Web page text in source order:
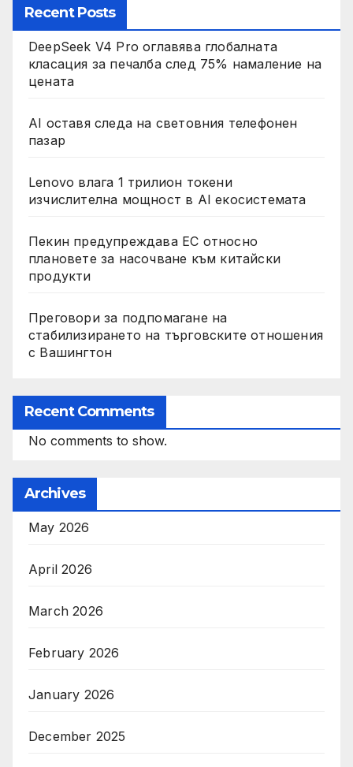
Recent Posts
DeepSeek V4 Pro оглавява глобалната
класация за печалба след 75% намаление на
цената
AI оставя следа на световния телефонен
пазар
Lenovo влага 1 трилион токени
изчислителна мощност в AI екосистемата
Пекин предупреждава ЕС относно
плановете за насочване към китайски
продукти
Преговори за подпомагане на
стабилизирането на търговските отношения
с Вашингтон
Recent Comments
No comments to show.
Archives
May 2026
April 2026
March 2026
February 2026
January 2026
December 2025